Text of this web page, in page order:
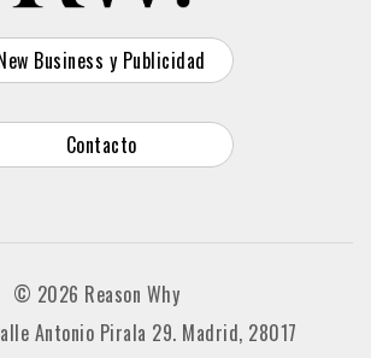
Business y Publicidad
Contacto
© 2026 Reason Why
Antonio Pirala 29. Madrid, 28017